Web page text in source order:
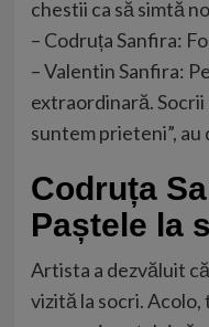
chestii ca să simtă
– Codruța Sanfira:
– Valentin Sanfira:
extraordinară.
suntem prieteni”,
Codruța
Paștele la
Artista a dezvăluit
vizită la socri.